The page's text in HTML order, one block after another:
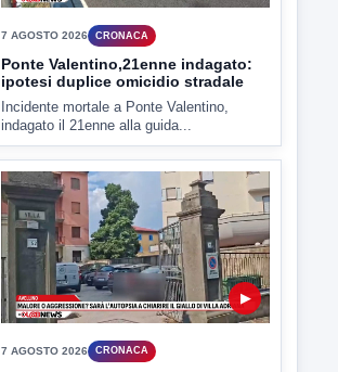
▶
7 AGOSTO 2026 CRONACA
Ponte Valentino,21enne indagato:
ipotesi duplice omicidio stradale
Incidente mortale a Ponte Valentino,
indagato il 21enne alla guida...